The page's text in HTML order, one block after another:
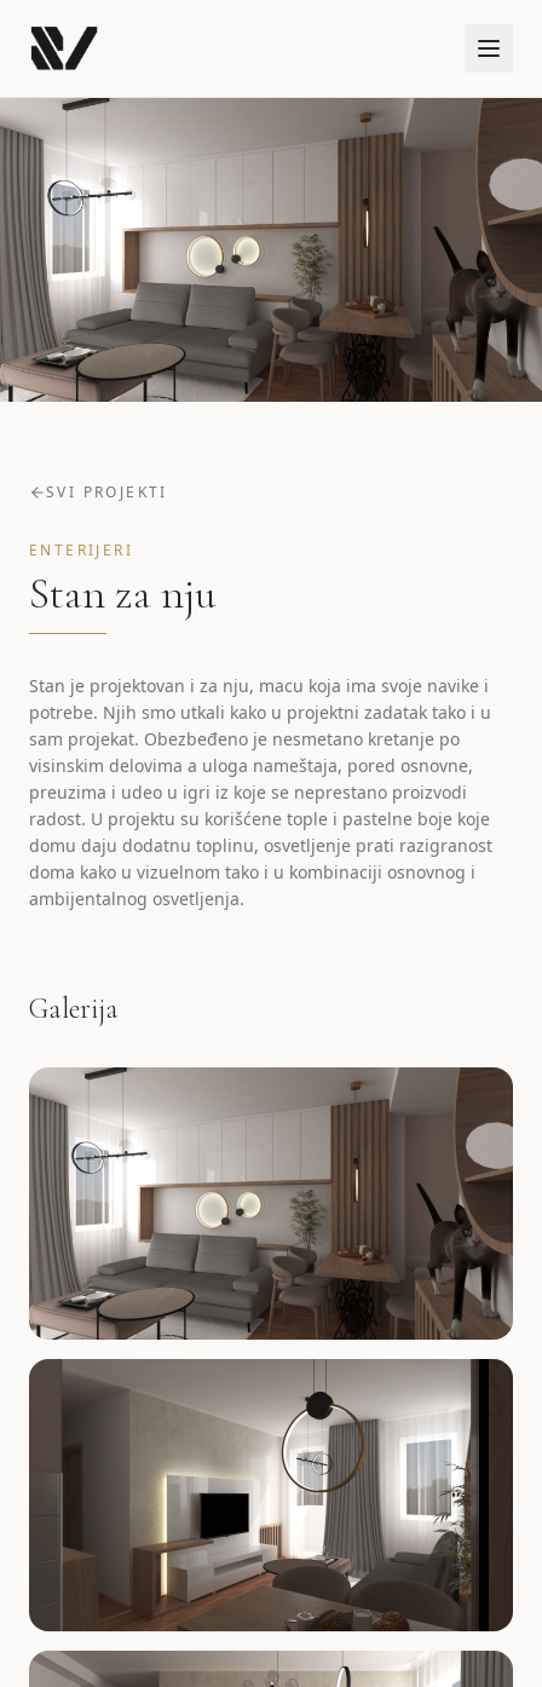
SVI PROJEKTI
ENTERIJERI
Stan za nju
Stan je projektovan i za nju, macu koja ima svoje navike i
potrebe. Njih smo utkali kako u projektni zadatak tako i u
sam projekat. Obezbeđeno je nesmetano kretanje po
visinskim delovima a uloga nameštaja, pored osnovne,
preuzima i udeo u igri iz koje se neprestano proizvodi
radost. U projektu su korišćene tople i pastelne boje koje
domu daju dodatnu toplinu, osvetljenje prati razigranost
doma kako u vizuelnom tako i u kombinaciji osnovnog i
ambijentalnog osvetljenja.
Galerija